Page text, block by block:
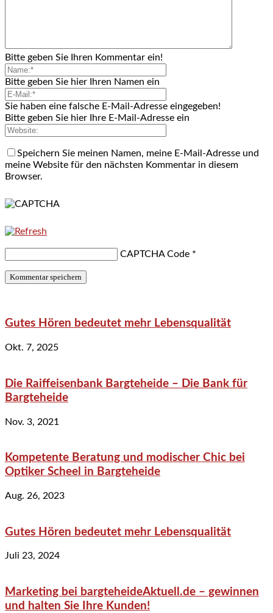
Bitte geben Sie Ihren Kommentar ein!
Bitte geben Sie hier Ihren Namen ein
Sie haben eine falsche E-Mail-Adresse eingegeben!
Bitte geben Sie hier Ihre E-Mail-Adresse ein
Speichern Sie meinen Namen, meine E-Mail-Adresse und
meine Website für den nächsten Kommentar in diesem
Browser.
CAPTCHA Code *
Gutes Hören bedeutet mehr Lebensqualität
Okt. 7, 2025
Die Raiffeisenbank Bargteheide – Die Bank für
Bargteheide
Nov. 3, 2021
Kompetente Beratung und modischer Chic bei
Optiker Scheel in Bargteheide
Aug. 26, 2023
Gutes Hören bedeutet mehr Lebensqualität
Juli 23, 2024
Marketing bei bargteheideAktuell.de – gewinnen
und halten Sie Ihre Kunden!